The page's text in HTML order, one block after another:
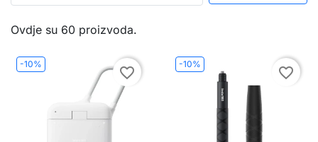
Ovdje su 60 proizvoda.
-10%
favorite_border
-10%
favorite_border